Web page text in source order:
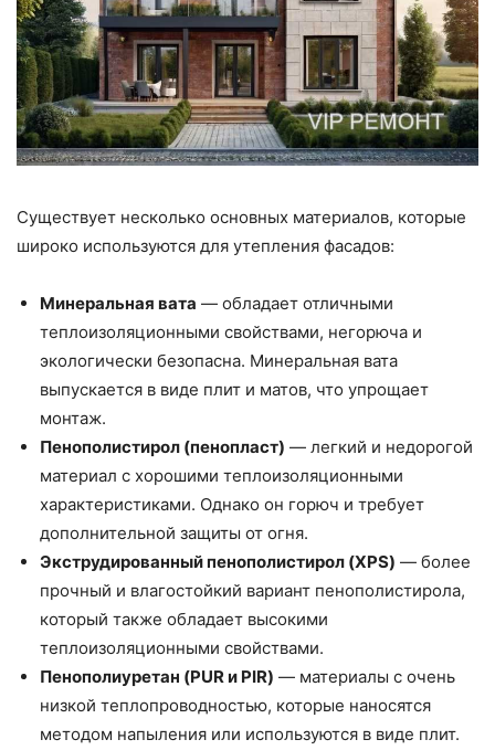
Существует несколько основных материалов, которые
широко используются для утепления фасадов:
Минеральная вата — обладает отличными
теплоизоляционными свойствами, негорюча и
экологически безопасна. Минеральная вата
выпускается в виде плит и матов, что упрощает
монтаж.
Пенополистирол (пенопласт) — легкий и недорогой
материал с хорошими теплоизоляционными
характеристиками. Однако он горюч и требует
дополнительной защиты от огня.
Экструдированный пенополистирол (XPS) — более
прочный и влагостойкий вариант пенополистирола,
который также обладает высокими
теплоизоляционными свойствами.
Пенополиуретан (PUR и PIR) — материалы с очень
низкой теплопроводностью, которые наносятся
методом напыления или используются в виде плит.